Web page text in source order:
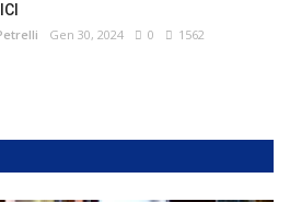
Gen 30, 2024 0 1562